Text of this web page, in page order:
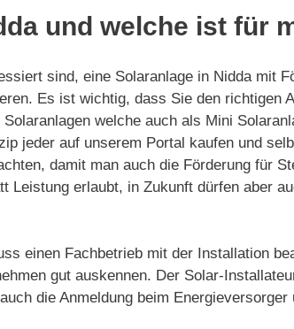
und welche ist für
sind, eine Solaranlage in Nidda mit
Es ist wichtig, dass Sie den richtigen
welche auch als Mini
jeder auf unserem Portal kaufen und
damit man auch die Förderung für
Leistung erlaubt, in Zukunft dürfen aber
einen Fachbetrieb mit der Installation
gut auskennen. Der Solar-
die Anmeldung beim